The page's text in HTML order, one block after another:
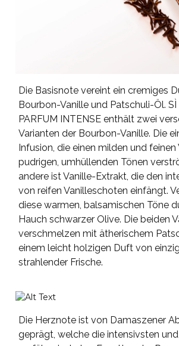
Die Basisnote vereint ein cremiges
Bourbon-Vanille und Patschuli-Öl. SÌ
PARFUM INTENSE enthält zwei
Varianten der Bourbon-Vanille. Die
Infusion, die einen milden und
pudrigen, umhüllenden Tönen
andere ist Vanille-Extrakt, die den
von reifen Vanilleschoten einfängt.
diese warmen, balsamischen Töne
Hauch schwarzer Olive. Die beiden
verschmelzen mit ätherischem
einem leicht holzigen Duft von
strahlender Frische.
Die Herznote ist von Damaszener
geprägt, welche die intensivsten und